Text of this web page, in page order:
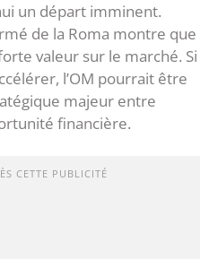
un départ imminent.
de la Roma montre que
valeur sur le marché. Si
l’OM pourrait être
majeur entre
financière.
CETTE PUBLICITÉ